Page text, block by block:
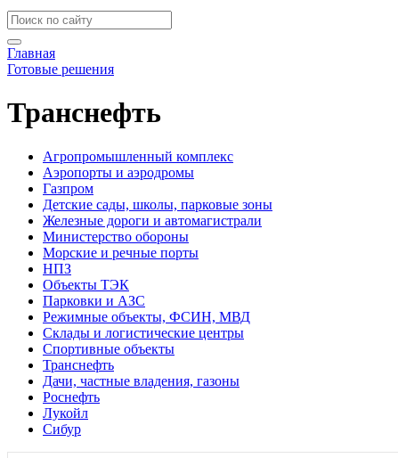
Главная
Готовые решения
Транснефть
Агропромышленный комплекс
Аэропорты и аэродромы
Газпром
Детские сады, школы, парковые зоны
Железные дороги и автомагистрали
Министерство обороны
Морские и речные порты
НПЗ
Объекты ТЭК
Парковки и АЗС
Режимные объекты, ФСИН, МВД
Склады и логистические центры
Спортивные объекты
Транснефть
Дачи, частные владения, газоны
Роснефть
Лукойл
Сибур